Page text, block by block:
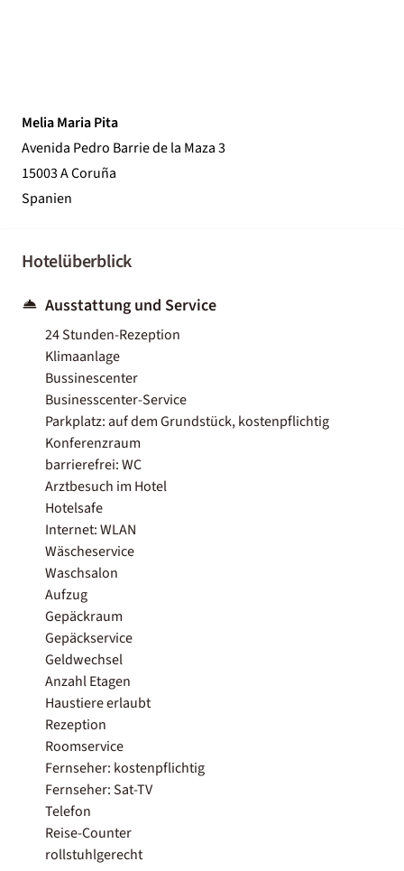
Melia Maria Pita
Avenida Pedro Barrie de la Maza 3
15003 A Coruña
Spanien
Hotelüberblick
Ausstattung und Service
24 Stunden-Rezeption
Klimaanlage
Bussinescenter
Businesscenter-Service
Parkplatz: auf dem Grundstück, kostenpflichtig
Konferenzraum
barrierefrei: WC
Arztbesuch im Hotel
Hotelsafe
Internet: WLAN
Wäscheservice
Waschsalon
Aufzug
Gepäckraum
Gepäckservice
Geldwechsel
Anzahl Etagen
Haustiere erlaubt
Rezeption
Roomservice
Fernseher: kostenpflichtig
Fernseher: Sat-TV
Telefon
Reise-Counter
rollstuhlgerecht